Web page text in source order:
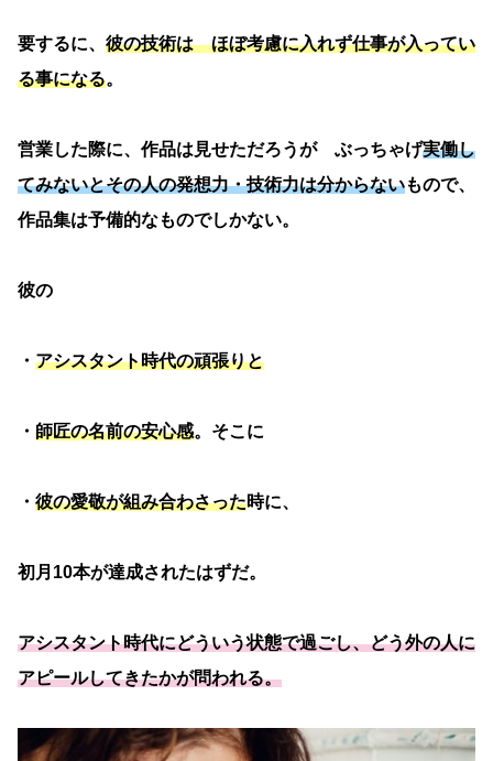
要するに、 彼の技術は ほぼ考慮に入れず仕事が入ってい
る事になる。
営業した際に、作品は見せただろうが ぶっちゃげ実働し
てみないとその人の発想力・技術力は分からないもので、
作品集は予備的なものでしかない。
彼の
・ アシスタント時代の頑張りと
・ 師匠の名前の安心感。そこに
・ 彼の愛敬が組み合わさった時に、
初月10本が達成されたはずだ。
アシスタント時代にどういう状態で過ごし、どう外の人に
アピールしてきたかが問われる。